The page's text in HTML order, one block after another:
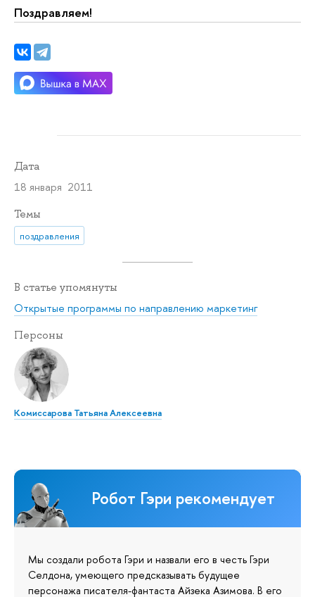
Поздравляем!
Дата
18 января 2011
Темы
поздравления
В статье упомянуты
Открытые программы по направлению маркетинг
Персоны
Комиссарова Татьяна Алексеевна
Робот Гэри рекомендует
Мы создали робота Гэри и назвали его в честь Гэри
Селдона, умеющего предсказывать будущее
персонажа писателя-фантаста Айзека Азимова. В его